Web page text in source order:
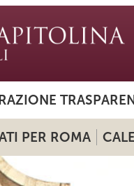
PER ROMA